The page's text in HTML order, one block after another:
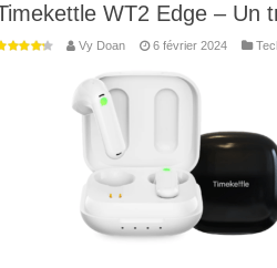
WT2 Edge – Un
Vy Doan 6 février 2024